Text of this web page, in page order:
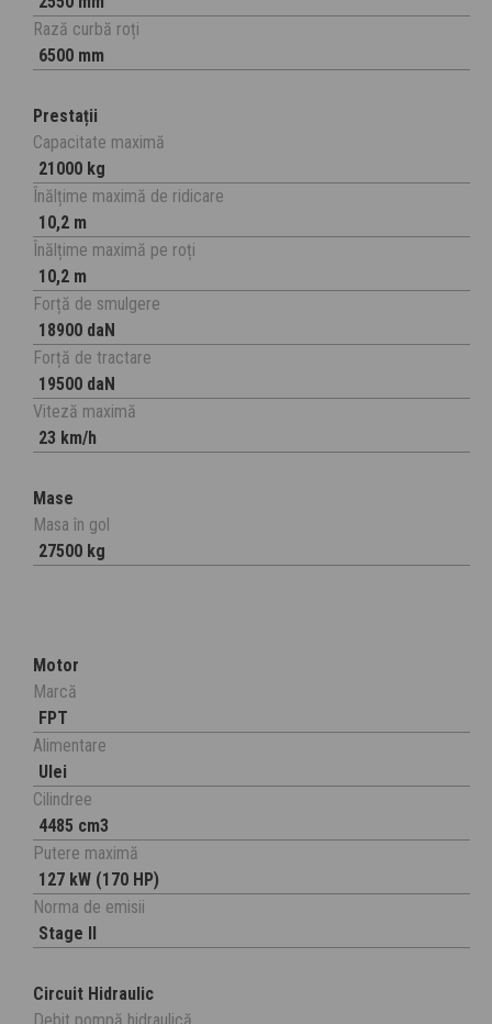
Rază curbă roți
6500 mm
Prestații
Capacitate maximă
21000 kg
Înălțime maximă de ridicare
10,2 m
Înălțime maximă pe roți
10,2 m
Forță de smulgere
18900 daN
Forță de tractare
19500 daN
Viteză maximă
23 km/h
Mase
Masa în gol
27500 kg
Motor
Marcă
FPT
Alimentare
Ulei
Cilindree
4485 cm3
Putere maximă
127 kW (170 HP)
Norma de emisii
Stage II
Circuit Hidraulic